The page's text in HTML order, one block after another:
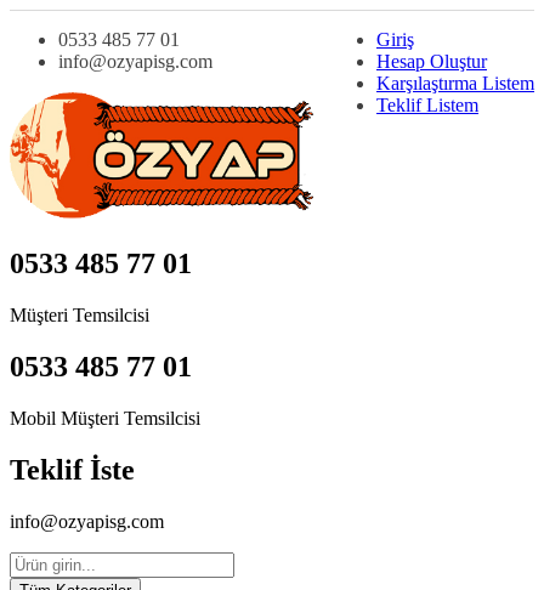
0533 485 77 01
info@ozyapisg.com
Giriş
Hesap Oluştur
Karşılaştırma Listem
Teklif Listem
0533 485 77 01
Müşteri Temsilcisi
0533 485 77 01
Mobil Müşteri Temsilcisi
Teklif İste
info@ozyapisg.com